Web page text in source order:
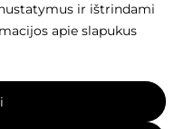
ir ištrindami
apie slapukus
raštiško sutikimo